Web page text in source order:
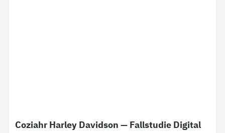
Coziahr Harley Davidson — Fallstudie Digital